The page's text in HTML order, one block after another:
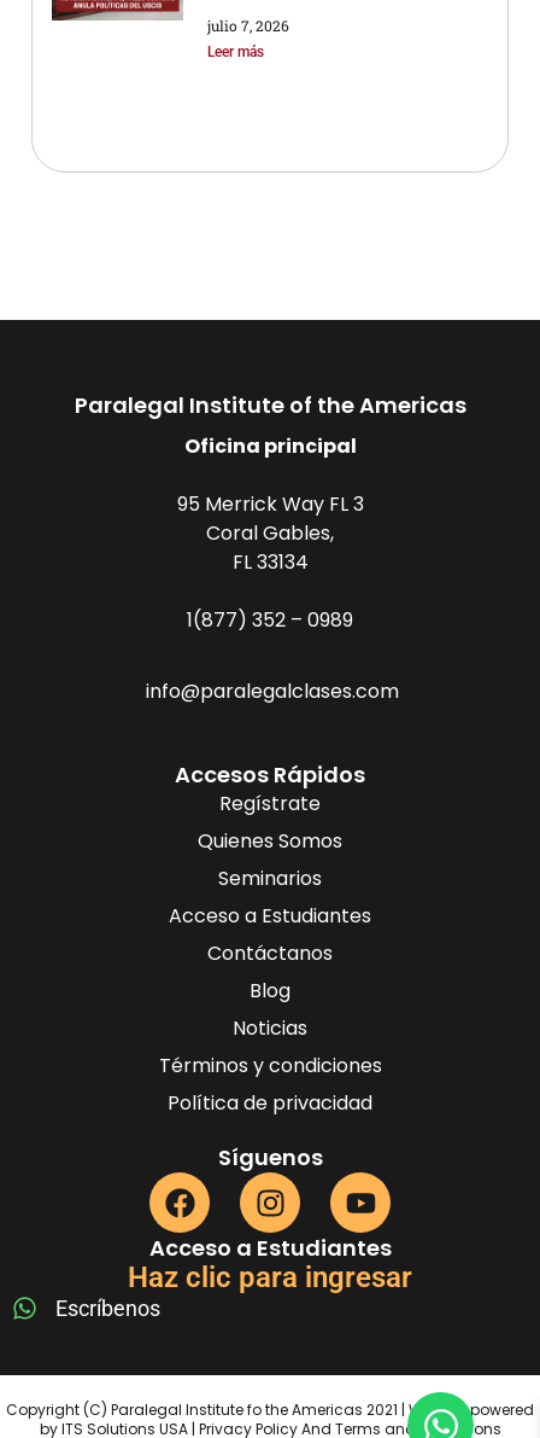
julio 7, 2026
Leer más
Paralegal Institute of the Americas
Oficina principal
95 Merrick Way FL 3
Coral Gables,
FL 33134
1(877) 352 – 0989
info@paralegalclases.com
Accesos Rápidos
Regístrate
Quienes Somos
Seminarios
Acceso a Estudiantes
Contáctanos
Blog
Noticias
Términos y condiciones
Política de privacidad
Síguenos
Acceso a Estudiantes
Haz clic para ingresar
Escríbenos
Copyright (C) Paralegal Institute fo the Americas 2021 | Website powered
by ITS Solutions USA | Privacy Policy And Terms and Conditions